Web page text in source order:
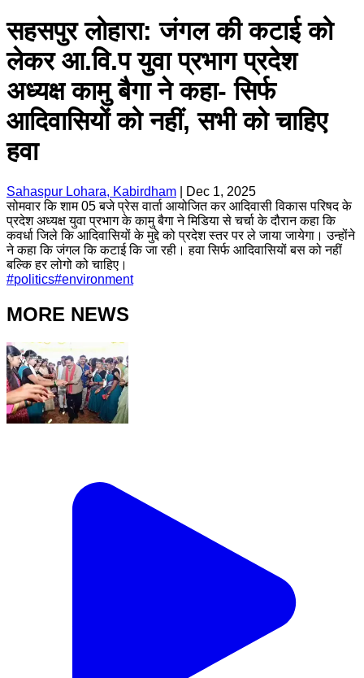
सहसपुर लोहारा: जंगल की कटाई को
लेकर आ.वि.प युवा प्रभाग प्रदेश
अध्यक्ष कामु बैगा ने कहा- सिर्फ
आदिवासियों को नहीं, सभी को चाहिए
हवा
Sahaspur Lohara, Kabirdham
Dec 1, 2025
सोमवार कि शाम 05 बजे प्रेस वार्ता आयोजित कर आदिवासी विकास परिषद के
प्रदेश अध्यक्ष युवा प्रभाग के कामु बैगा ने मिडिया से चर्चा के दौरान कहा कि
कवर्धा जिले कि आदिवासियों के मुद्दे को प्रदेश स्तर पर ले जाया जायेगा। उन्होंने
ने कहा कि जंगल कि कटाई कि जा रही। हवा सिर्फ आदिवासियों बस को नहीं
बल्कि हर लोगो को चाहिए।
#politics#environment
MORE NEWS